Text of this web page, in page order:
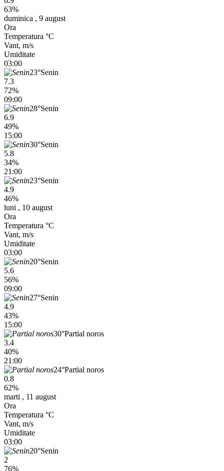
63%
duminica , 9 august
Ora
Temperatura °C
Vant, m/s
Umiditate
03:00
23°Senin
7.3
72%
09:00
28°Senin
6.9
49%
15:00
30°Senin
5.8
34%
21:00
23°Senin
4.9
46%
luni , 10 august
Ora
Temperatura °C
Vant, m/s
Umiditate
03:00
20°Senin
5.6
56%
09:00
27°Senin
4.9
43%
15:00
30°Partial noros
3.4
40%
21:00
24°Partial noros
0.8
62%
marti , 11 august
Ora
Temperatura °C
Vant, m/s
Umiditate
03:00
20°Senin
2
76%